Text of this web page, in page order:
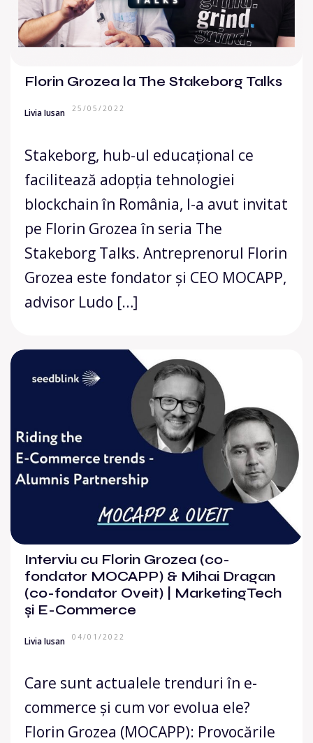
Florin Grozea la The Stakeborg Talks
Livia Iusan 25/05/2022
Stakeborg, hub-ul educațional ce
facilitează adopția tehnologiei
blockchain în România, l-a avut invitat
pe Florin Grozea în seria The
Stakeborg Talks. Antreprenorul Florin
Grozea este fondator și CEO MOCAPP,
advisor Ludo […]
Interviu cu Florin Grozea (co-
fondator MOCAPP) & Mihai Dragan
(co-fondator Oveit) | MarketingTech
și E-Commerce
Livia Iusan 04/01/2022
Care sunt actualele trenduri în e-
commerce și cum vor evolua ele?
Florin Grozea (MOCAPP): Provocările